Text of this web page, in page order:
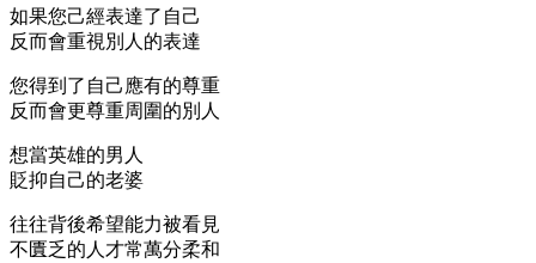
如果您己經表達了自己
反而會重視別人的表達
您得到了自己應有的尊重
反而會更尊重周圍的別人
想當英雄的男人
貶抑自己的老婆
往往背後希望能力被看見
不匱乏的人才常萬分柔和